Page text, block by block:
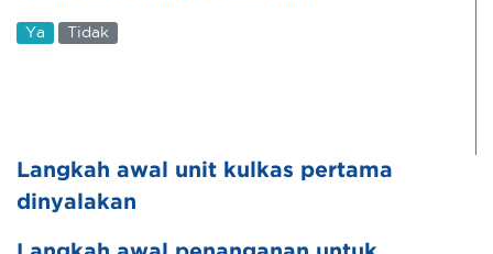
Ya Tidak
Langkah awal unit kulkas pertama
dinyalakan